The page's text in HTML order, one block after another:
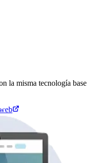
la misma tecnología base